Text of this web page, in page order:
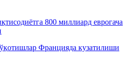
800 миллиард еврогача
Францияда кузатилиши